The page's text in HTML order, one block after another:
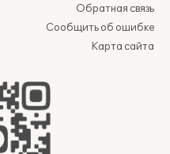
Обратная связь
Сообщить об ошибке
Карта сайта